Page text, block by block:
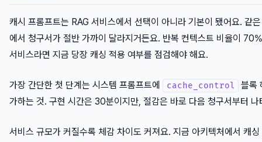
캐시 프롬프트는 RAG 서비스에서 선택이 아니라 기본이 됐어요. 같
에서 청구서가 절반 가까이 달라지거든요. 반복 컨텍스트 비율이
서비스라면 지금 당장 캐싱 적용 여부를 점검해야 해요.
가장 간단한 첫 단계는 시스템 프롬프트에 cache_control
블록
가하는 것. 구현 시간은 30분이지만, 절감은 바로 다음 청구서부터 나
서비스 규모가 커질수록 체감 차이도 커져요. 지금 아키텍처에서 캐싱